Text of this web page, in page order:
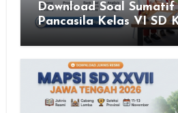
Download Soal
Pancasila Kelas VI SD
Merdeka, Solusi
Menyusun Asesmen